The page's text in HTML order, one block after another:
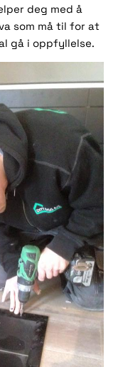
deg med å
som må til for at
gå i oppfyllelse.